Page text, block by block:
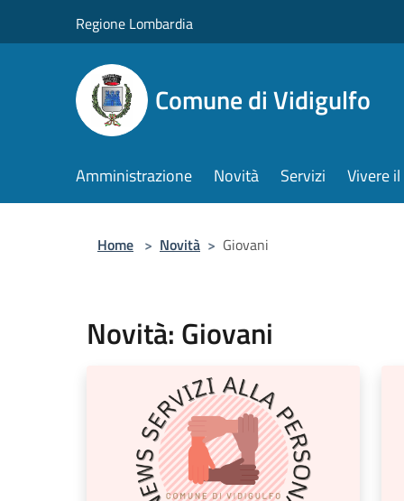
Regione Lombardia
Comune di Vidigulfo
Amministrazione Novità Servizi Vivere
Home > Novità > Giovani
Novità: Giovani